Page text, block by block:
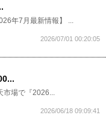
年7月最新情報】 ...
2026/07/01 00:20:05
場で『2026...
2026/06/18 09:09:41